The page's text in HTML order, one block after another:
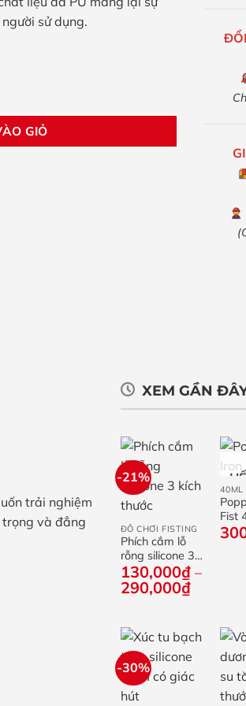
sử dụng.
GIỎ
trải nghiệm
trọng và đẳng
XEM GẦN
-21%
+
ĐỒ CHƠI FISTING
Phích cắm lỗ
rỗng silicone 3
kích thước
130,000₫ –
290,000₫Khoảng
giá:
130,000₫
đến
40ML
Fist
-30%